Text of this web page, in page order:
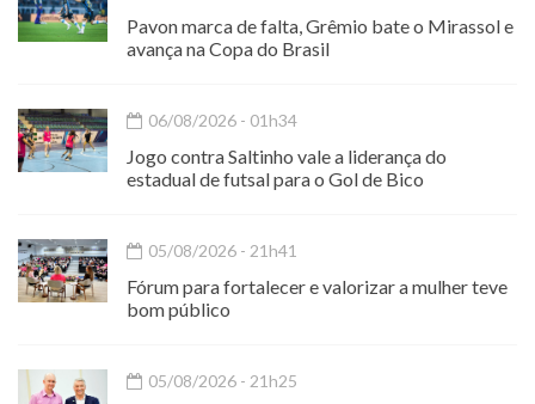
Pavon marca de falta, Grêmio bate o Mirassol e
avança na Copa do Brasil
06/08/2026 - 01h34
Jogo contra Saltinho vale a liderança do
estadual de futsal para o Gol de Bico
05/08/2026 - 21h41
Fórum para fortalecer e valorizar a mulher teve
bom público
05/08/2026 - 21h25